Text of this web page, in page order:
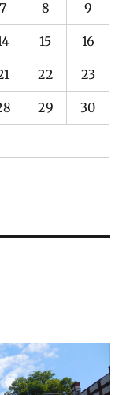
7 8 9
15 16
22 23
29 30